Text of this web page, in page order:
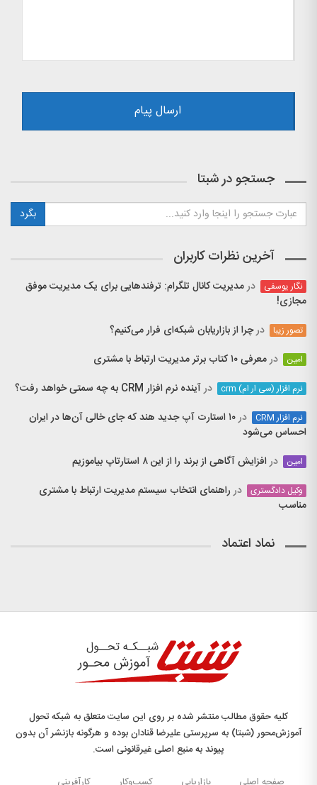
جستجو در شبتا
آخرین نظرات کاربران
نگار یوسفی درمدیریت کانال تلگرام: ترفندهایی برای یک مدیریت موفق
مجازی!
تصور زیبا درچرا از بازاریابان شبکه‌ای فرار می‌کنیم؟
امین درمعرفی ۱۰ کتاب برتر مدیریت ارتباط با مشتری
نرم افزار (سی ار ام) crm درآینده نرم افزار CRM به چه سمتی خواهد رفت؟
نرم افزار CRM در
۱۰ استارت آپ جدید هند که جای خالی آن‌ها در ایران
احساس می‌شود
امین درافزایش آگاهی از برند را از این ۸ استارتاپ بیاموزیم
وکیل دادگستری درراهنمای انتخاب سیستم مدیریت ارتباط با مشتری
مناسب
نماد اعتماد
کلیه حقوق مطالب منتشر شده بر روی این سایت متعلق به شبکه تحول
آموزش‌محور (شبتا) به سرپرستی علیرضا قنادان بوده و هرگونه بازنشر آن بدون
پیوند به منبع اصلی غیرقانونی است.